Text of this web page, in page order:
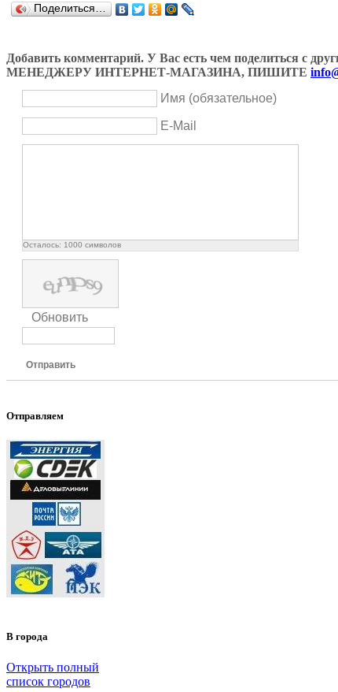
Поделиться…
Добавить комментарий. У Вас есть чем поделиться
МЕНЕДЖЕРУ ИНТЕРНЕТ-МАГАЗИНА, ПИШИТЕ
Имя (обязательное)
E-Mail
Осталось: 1000 символов
Обновить
Отправить
Отправляем
В города
Открыть полный
список городов